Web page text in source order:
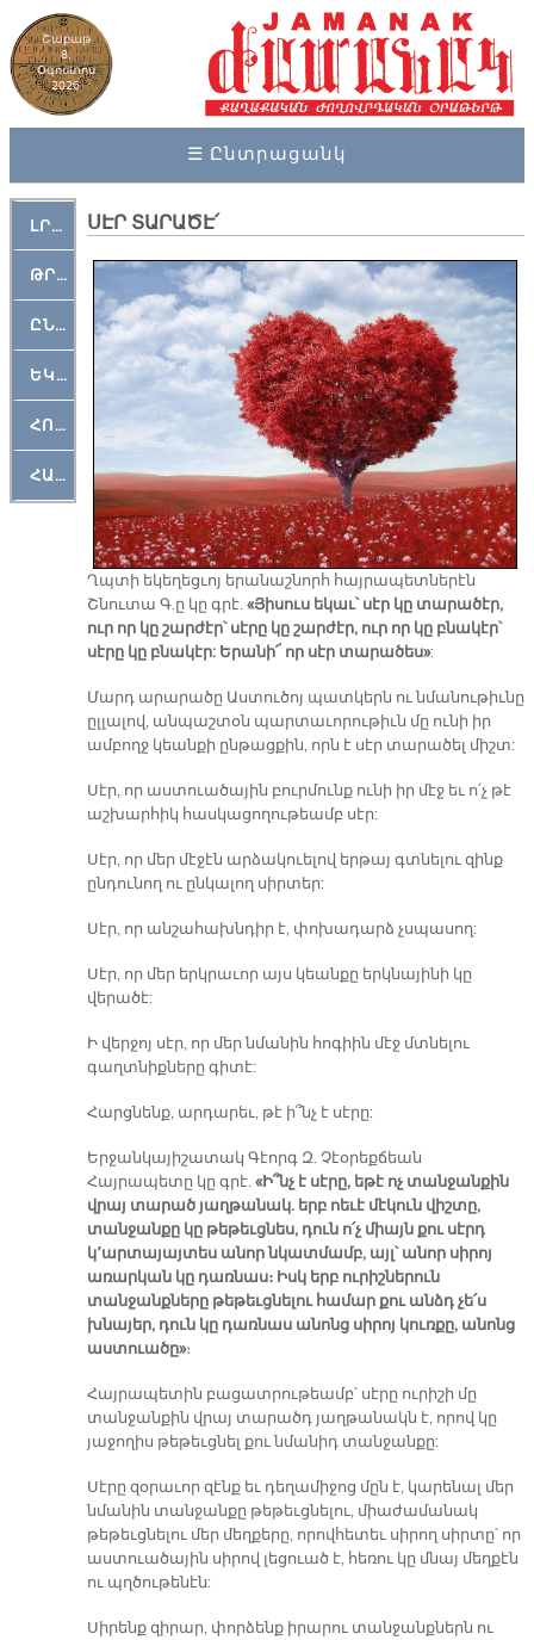
Շաբաթ
8,
Օգոստոս
2026
☰ Ընտրացանկ
ԼՐԱՀՈՍ
ԹՐՔԱՀԱՅ ԿԵԱՆՔ
ԸՆԿԵՐԱՄՇԱԿՈՒԹԱՅԻՆ
ԵԿԵՂԵՑԱԿԱՆ
ՀՈԳԵՄՏԱՒՈՐ
ՀԱՐԹԱԿ
ՍԷՐ ՏԱՐԱԾԷ՛
Ղպտի եկեղեցւոյ երանաշնորհ հայրապետներէն
Շնուտա Գ.ը կը գրէ. «Յիսուս եկաւ՝ սէր կը տարածէր,
ուր որ կը շարժէր՝ սէրը կը շարժէր, ուր որ կը բնակէր՝
սէրը կը բնակէր: Երանի՜ որ սէր տարածես»:
Մարդ արարածը Աստուծոյ պատկերն ու նմանութիւնը
ըլլալով, անպաշտօն պարտաւորութիւն մը ունի իր
ամբողջ կեանքի ընթացքին, որն է սէր տարածել միշտ:
Սէր, որ աստուածային բուրմունք ունի իր մէջ եւ ո՛չ թէ
աշխարհիկ հասկացողութեամբ սէր:
Սէր, որ մեր մէջէն արձակուելով երթայ գտնելու զինք
ընդունող ու ընկալող սիրտեր:
Սէր, որ անշահախնդիր է, փոխադարձ չսպասող:
Սէր, որ մեր երկրաւոր այս կեանքը երկնայինի կը
վերածէ:
Ի վերջոյ սէր, որ մեր նմանին հոգիին մէջ մտնելու
գաղտնիքները գիտէ:
Հարցնենք, արդարեւ, թէ ի՞նչ է սէրը:
Երջանկայիշատակ Գէորգ Զ. Չէօրեքճեան
Հայրապետը կը գրէ. «Ի՞նչ է սէրը, եթէ ոչ տանջանքին
վրայ տարած յաղթանակ. երբ ոեւէ մէկուն վիշտը,
տանջանքը կը թեթեւցնես, դուն ո՛չ միայն քու սէրդ
կ՚արտայայտես անոր նկատմամբ, այլ՝ անոր սիրոյ
առարկան կը դառնաս։ Իսկ երբ ուրիշներուն
տանջանքները թեթեւցնելու համար քու անձդ չե՛ս
խնայեր, դուն կը դառնաս անոնց սիրոյ կուռքը, անոնց
աստուածը»։
Հայրապետին բացատրութեամբ՝ սէրը ուրիշի մը
տանջանքին վրայ տարածդ յաղթանակն է, որով կը
յաջողիս թեթեւցնել քու նմանիդ տանջանքը:
Սէրը զօրաւոր զէնք եւ դեղամիջոց մըն է, կարենալ մեր
նմանին տանջանքը թեթեւցնելու, միաժամանակ
թեթեւցնելու մեր մեղքերը, որովհետեւ սիրող սիրտը՝ որ
աստուածային սիրով լեցուած է, հեռու կը մնայ մեղքէն
ու պղծութենէն:
Սիրենք զիրար, փորձենք իրարու տանջանքներն ու